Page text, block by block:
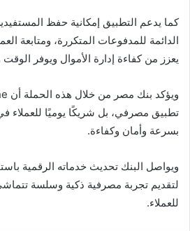
كما يدعم التطبيق إمكانية حفظ
الدائمة للمدفوعات المتكررة، ومتابعة
يعزز من كفاءة إدارة الأموال ويوفر الوقت
تطبيق مصرفي، بل شريكًا يوميًا للعملاء في
بسرعة وأمان وكفاءة.
ويواصل البنك تحديث خدماته الرقمية
لتقديم تجربة مصرفية ذكية وسلسة
للعملاء.